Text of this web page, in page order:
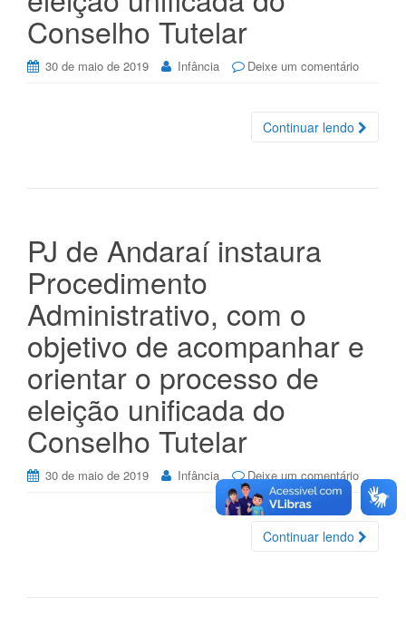
Conselho Tutelar
30 de maio de 2019 Infância Deixe um comentário
Continuar lendo
PJ de Andaraí instaura
Procedimento
Administrativo, com o
objetivo de acompanhar e
orientar o processo de
eleição unificada do
Conselho Tutelar
30 de maio de 2019 Infância Deixe um comentário
Continuar lendo